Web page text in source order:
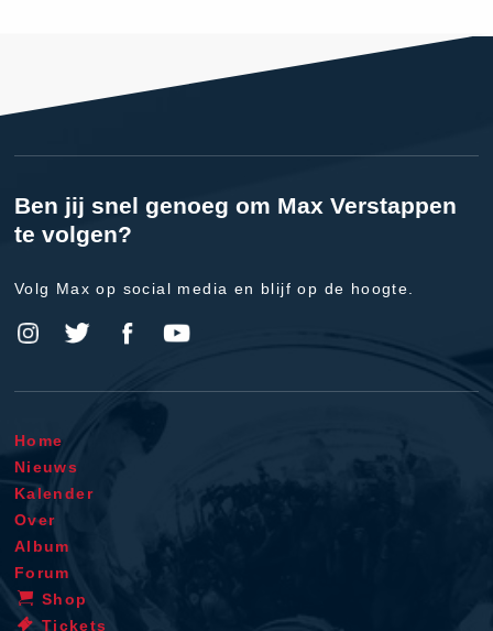
Ben jij snel genoeg om Max Verstappen
te volgen?
Volg Max op social media en blijf op de hoogte.
Home
Nieuws
Kalender
Over
Album
Forum
Shop
Tickets